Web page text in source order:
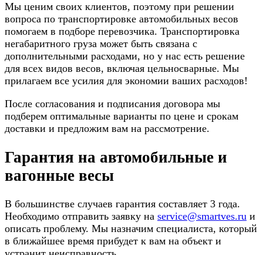
Мы ценим своих клиентов, поэтому при решении
вопроса по транспортировке автомобильных весов
помогаем в подборе перевозчика. Транспортировка
негабаритного груза может быть связана с
дополнительными расходами, но у нас есть решение
для всех видов весов, включая цельносварные. Мы
прилагаем все усилия для экономии ваших расходов!
После согласования и подписания договора мы
подберем оптимальные варианты по цене и срокам
доставки и предложим вам на рассмотрение.
Гарантия на автомобильные и
вагонные весы
В большинстве случаев гарантия составляет 3 года.
Необходимо отправить заявку на service@smartves.ru и
описать проблему. Мы назначим специалиста, который
в ближайшее время прибудет к вам на объект и